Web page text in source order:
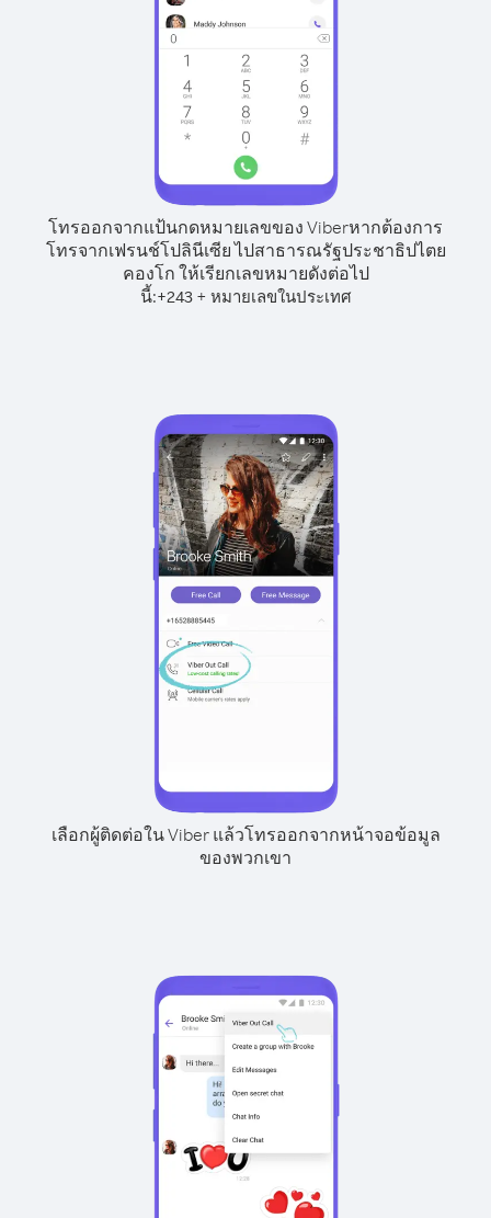
โทรออกจากแป้นกดหมายเลขของ Viberหากต้องการ
โทรจากเฟรนช์โปลินีเซีย ไปสาธารณรัฐประชาธิปไตย
คองโก ให้เรียกเลขหมายดังต่อไป
นี้:+243+ หมายเลขในประเทศ
เลือกผู้ติดต่อใน Viber แล้วโทรออกจากหน้าจอข้อมูล
ของพวกเขา